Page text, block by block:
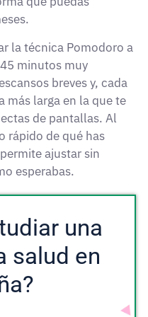
la técnica Pomodoro a
minutos muy
breves y, cada
más larga en la que te
de pantallas. Al
rápido de qué has
ajustar sin
esperabas.
una
salud en